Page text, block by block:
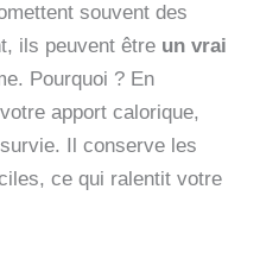
souvent des
ils peuvent être un vrai
Pourquoi ? En
apport calorique,
Il conserve les
ce qui ralentit votre